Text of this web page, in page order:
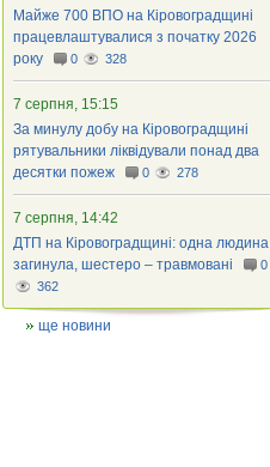
Майже 700 ВПО на Кіровоградщині
працевлаштувалися з початку 2026
року
0 328
7 серпня, 15:15
За минулу добу на Кіровоградщині
рятувальники ліквідували понад два
десятки пожеж
0 278
7 серпня, 14:42
ДТП на Кіровоградщині: одна людина
загинула, шестеро – травмовані
0
362
ще новини